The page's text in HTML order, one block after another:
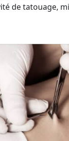
de tatouage,